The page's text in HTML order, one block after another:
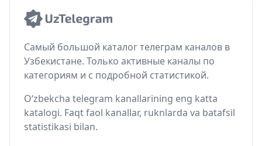
Самый большой каталог телеграм каналов в
Узбекистане. Только активные каналы по
категориям и с подробной статистикой.
O‘zbekcha telegram kanallarining eng katta
katalogi. Faqt faol kanallar, ruknlarda va batafsil
statistikasi bilan.